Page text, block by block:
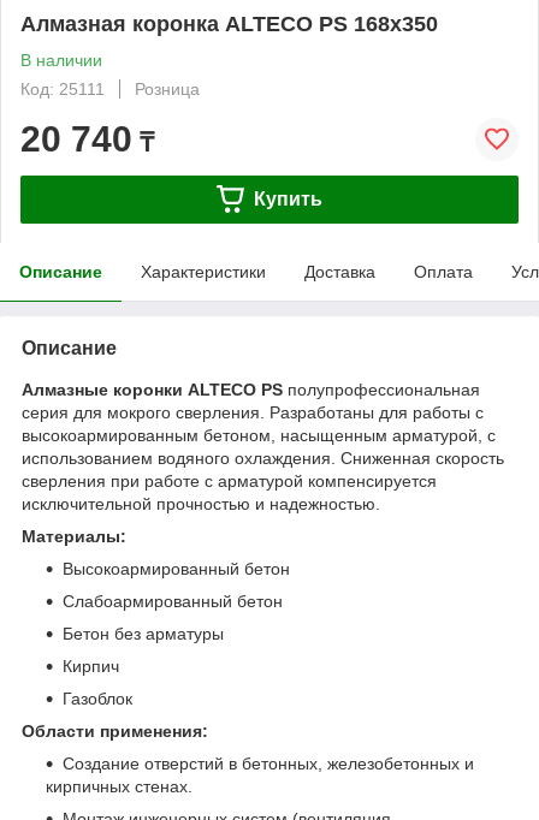
Алмазная коронка ALTECO PS 168х350
В наличии
Код: 25111
Розница
20 740 ₸
Купить
Описание Характеристики Доставка Оплата
Описание
Алмазные коронки ALTECO PS полупрофессиональная
серия для мокрого сверления. Разработаны для работы с
высокоармированным бетоном, насыщенным арматурой, с
использованием водяного охлаждения. Сниженная скорость
сверления при работе с арматурой компенсируется
исключительной прочностью и надежностью.
Материалы:
Высокоармированный бетон
Слабоармированный бетон
Бетон без арматуры
Кирпич
Газоблок
Области применения:
Создание отверстий в бетонных, железобетонных и
кирпичных стенах.